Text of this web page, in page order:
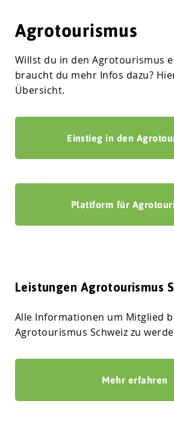
Agrotourismus
Willst du in den Agrotourismus
braucht du mehr Infos dazu?
Übersicht.
Einstieg in den
Plattform für
Leistungen Agrotourismus
Alle Informationen um Mitglied
Agrotourismus Schweiz zu
Mehr erfahren